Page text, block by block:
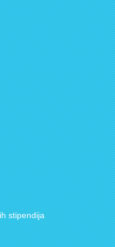
stipendija